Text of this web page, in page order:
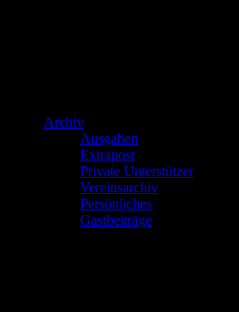
Archiv
Ausgaben
Extrapost
Private Unterstützer
Vereinsarchiv
Persönliches
Gastbeiträge